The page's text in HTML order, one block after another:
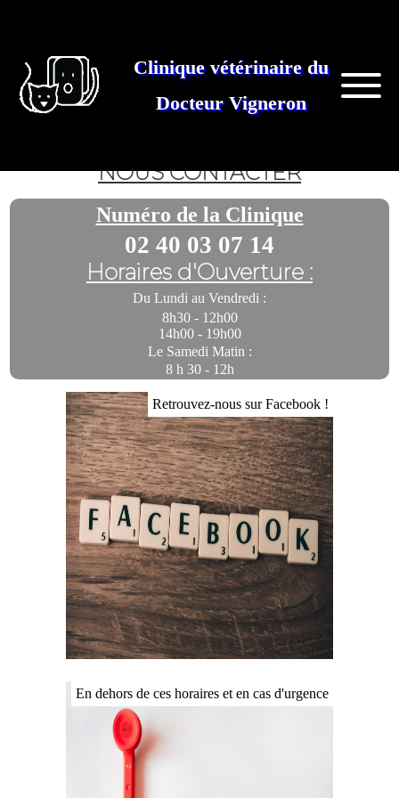
Clinique vétérinaire du
Docteur Vigneron
NOUS CONTACTER
Numéro de la Clinique
02 40 03 07 14
Horaires d'Ouverture :
Du Lundi au Vendredi :
8h30 - 12h00
14h00 - 19h00
Le Samedi Matin :
8 h 30 - 12h
Retrouvez-nous sur Facebook !
En dehors de ces horaires et en cas d'urgence